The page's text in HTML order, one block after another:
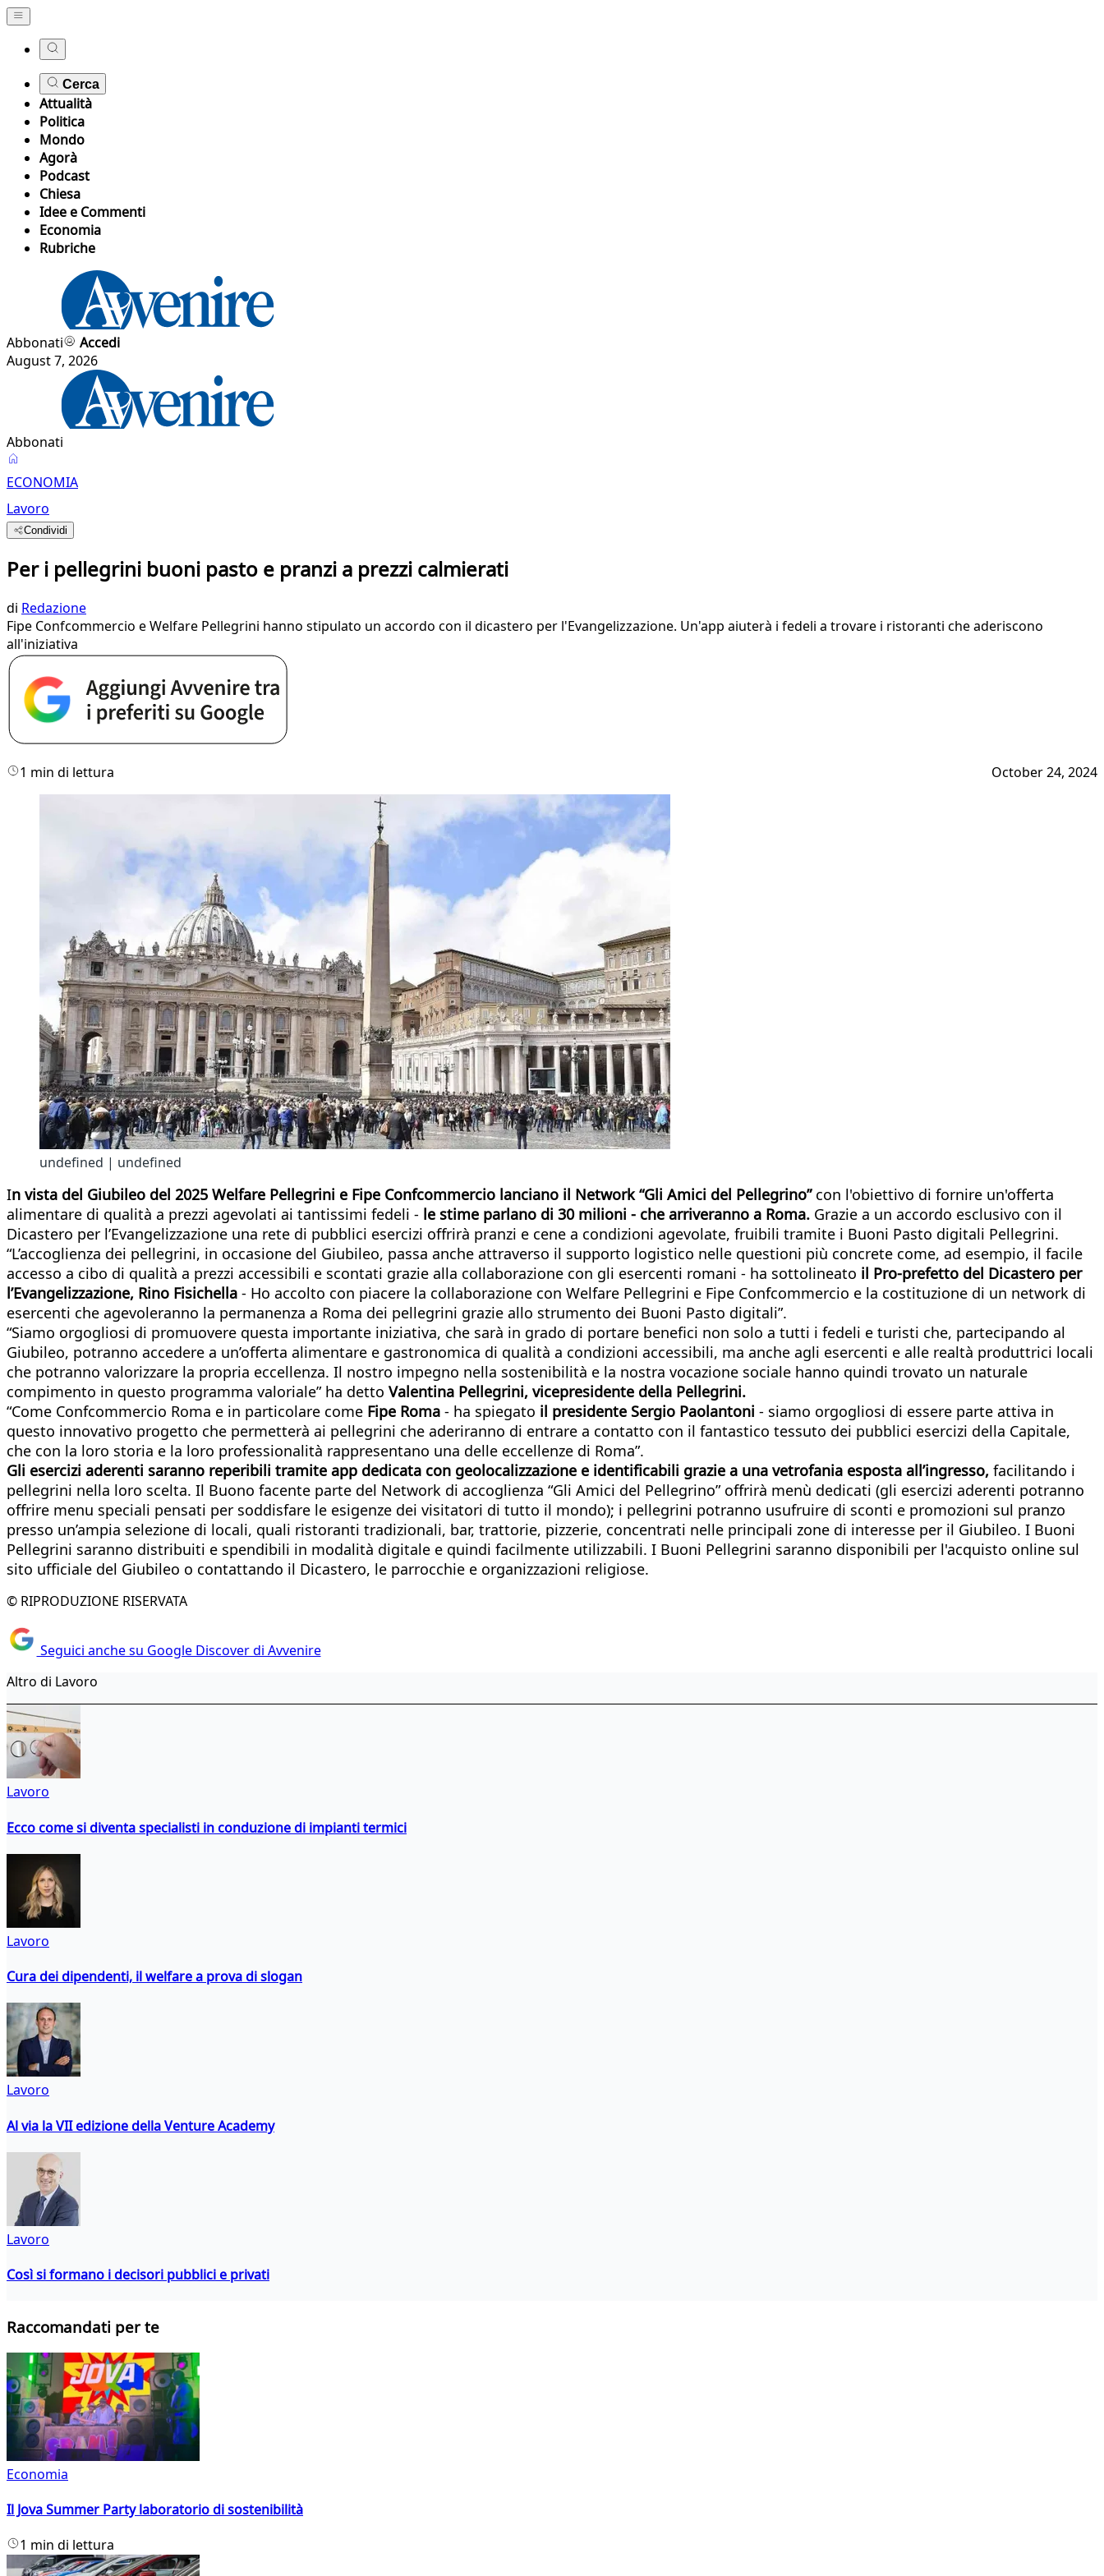
Cerca
Attualità
Politica
Mondo
Agorà
Podcast
Chiesa
Idee e Commenti
Economia
Rubriche
Abbonati
Accedi
August 7, 2026
Abbonati
ECONOMIA
Lavoro
Condividi
Per i pellegrini buoni pasto e pranzi a prezzi calmierati
di Redazione
Fipe Confcommercio e Welfare Pellegrini hanno stipulato un accordo con il dicastero per l'Evangelizzazione. Un'app aiuterà i fedeli a trovare i ristoranti che aderiscono
all'iniziativa
1 min di lettura October 24, 2024
undefined | undefined
In vista del Giubileo del 2025 Welfare Pellegrini e Fipe Confcommercio lanciano il Network “Gli Amici del Pellegrino” con l'obiettivo di fornire un'offerta
alimentare di qualità a prezzi agevolati ai tantissimi fedeli - le stime parlano di 30 milioni - che arriveranno a Roma. Grazie a un accordo esclusivo con il
Dicastero per l’Evangelizzazione una rete di pubblici esercizi offrirà pranzi e cene a condizioni agevolate, fruibili tramite i Buoni Pasto digitali Pellegrini.
“L’accoglienza dei pellegrini, in occasione del Giubileo, passa anche attraverso il supporto logistico nelle questioni più concrete come, ad esempio, il facile
accesso a cibo di qualità a prezzi accessibili e scontati grazie alla collaborazione con gli esercenti romani - ha sottolineato il Pro-prefetto del Dicastero per
l’Evangelizzazione, Rino Fisichella - Ho accolto con piacere la collaborazione con Welfare Pellegrini e Fipe Confcommercio e la costituzione di un network di
esercenti che agevoleranno la permanenza a Roma dei pellegrini grazie allo strumento dei Buoni Pasto digitali”.
“Siamo orgogliosi di promuovere questa importante iniziativa, che sarà in grado di portare benefici non solo a tutti i fedeli e turisti che, partecipando al
Giubileo, potranno accedere a un’offerta alimentare e gastronomica di qualità a condizioni accessibili, ma anche agli esercenti e alle realtà produttrici locali
che potranno valorizzare la propria eccellenza. Il nostro impegno nella sostenibilità e la nostra vocazione sociale hanno quindi trovato un naturale
compimento in questo programma valoriale” ha detto Valentina Pellegrini, vicepresidente della Pellegrini.
“Come Confcommercio Roma e in particolare come Fipe Roma - ha spiegato il presidente Sergio Paolantoni - siamo orgogliosi di essere parte attiva in
questo innovativo progetto che permetterà ai pellegrini che aderiranno di entrare a contatto con il fantastico tessuto dei pubblici esercizi della Capitale,
che con la loro storia e la loro professionalità rappresentano una delle eccellenze di Roma”.
Gli esercizi aderenti saranno reperibili tramite app dedicata con geolocalizzazione e identificabili grazie a una vetrofania esposta all’ingresso, facilitando i
pellegrini nella loro scelta. Il Buono facente parte del Network di accoglienza “Gli Amici del Pellegrino” offrirà menù dedicati (gli esercizi aderenti potranno
offrire menu speciali pensati per soddisfare le esigenze dei visitatori di tutto il mondo); i pellegrini potranno usufruire di sconti e promozioni sul pranzo
presso un’ampia selezione di locali, quali ristoranti tradizionali, bar, trattorie, pizzerie, concentrati nelle principali zone di interesse per il Giubileo. I Buoni
Pellegrini saranno distribuiti e spendibili in modalità digitale e quindi facilmente utilizzabili. I Buoni Pellegrini saranno disponibili per l'acquisto online sul
sito ufficiale del Giubileo o contattando il Dicastero, le parrocchie e organizzazioni religiose.
© RIPRODUZIONE RISERVATA
Seguici anche su Google Discover di Avvenire
Altro di Lavoro
Lavoro
Ecco come si diventa specialisti in conduzione di impianti termici
Lavoro
Cura dei dipendenti, il welfare a prova di slogan
Lavoro
Al via la VII edizione della Venture Academy
Lavoro
Così si formano i decisori pubblici e privati
Raccomandati per te
Economia
Il Jova Summer Party laboratorio di sostenibilità
1 min di lettura